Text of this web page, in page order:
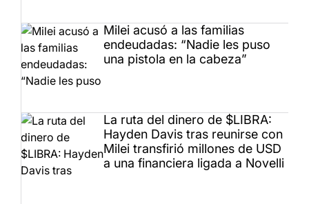
Milei acusó a las familias
endeudadas: “Nadie les puso
una pistola en la cabeza”
La ruta del dinero de $LIBRA:
Hayden Davis tras reunirse con
Milei transfirió millones de USD
a una financiera ligada a Novelli